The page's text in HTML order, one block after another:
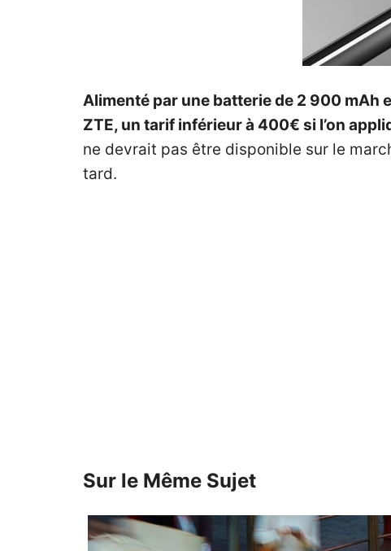
Alimenté par une batterie de 2 900 mAh
ZTE, un tarif inférieur à 400€ si l’on
ne devrait pas être disponible sur le
tard.
Sur le Même Sujet